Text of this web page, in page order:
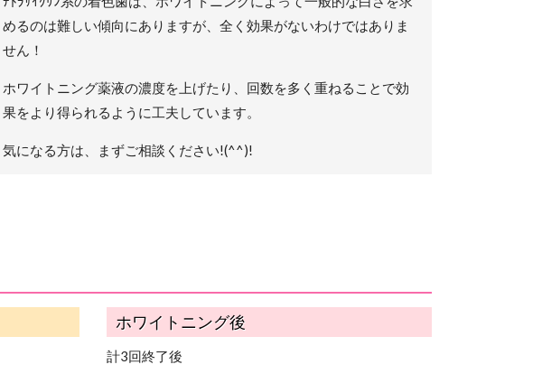
めるのは難しい傾向にありますが、全く効果がないわけではありま
せん！
ホワイトニング薬液の濃度を上げたり、回数を多く重ねることで効
果をより得られるように工夫しています。
気になる方は、まずご相談ください!(^^)!
ホワイトニング後
計3回終了後